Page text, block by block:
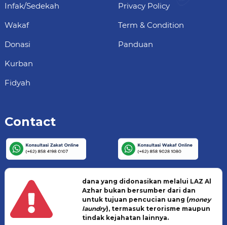
Infak/Sedekah
Wakaf
Donasi
Kurban
Fidyah
Privacy Policy
Term & Condition
Panduan
Contact
dana yang didonasikan melalui LAZ Al
Azhar bukan bersumber dari dan
untuk tujuan pencucian uang (money
laundry), termasuk terorisme maupun
tindak kejahatan lainnya.